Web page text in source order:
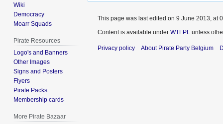
Wiki
Democracy
Moarr Squads
Pirate Resources
Logo's and Banners
Other Images
Signs and Posters
Flyers
Pirate Packs
Membership cards
More Pirate Bazaar
This page was last edited on 9 June 2013, at
Content is available under WTFPL unless
Privacy policy About Pirate Party Belgium